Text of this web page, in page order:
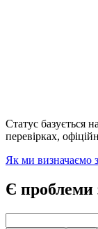
Статус базується
перевірках,
Як ми визначаємо
Є